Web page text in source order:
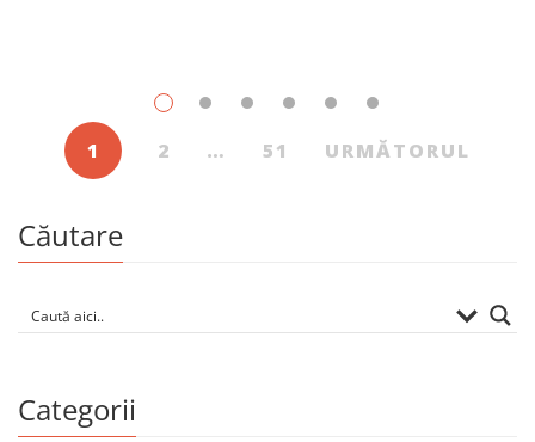
1 2 … 51 URMĂTORUL
Căutare
Categorii